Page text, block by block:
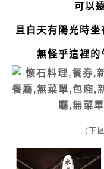
可以
且白天有陽光時
無怪乎這裡的
(下